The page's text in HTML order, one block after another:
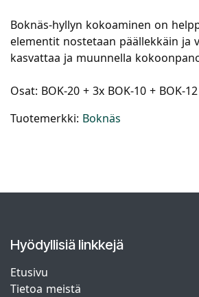
Boknäs-hyllyn kokoaminen on
elementit nostetaan päällekkäin ja
kasvattaa ja muunnella
Osat: BOK-20 + 3x BOK-10 + BOK-
Tuotemerkki: Boknäs
Hyödyllisiä linkkejä
Etusivu
Tietoa meistä